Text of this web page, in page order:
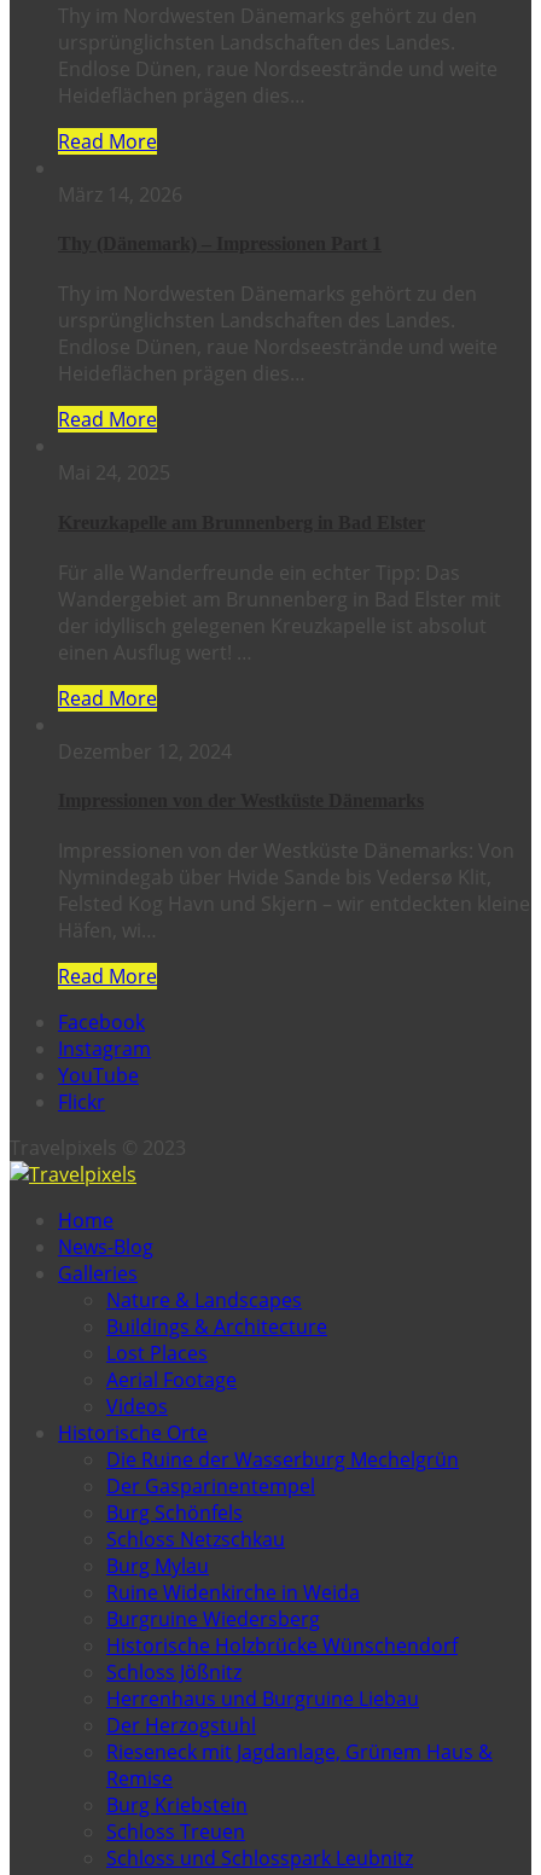
Thy im Nordwesten Dänemarks gehört zu den
ursprünglichsten Landschaften des Landes.
Endlose Dünen, raue Nordseestrände und weite
Heideflächen prägen dies…
Read More
März 14, 2026
Thy im Nordwesten Dänemarks gehört zu den
ursprünglichsten Landschaften des Landes.
Endlose Dünen, raue Nordseestrände und weite
Heideflächen prägen dies…
Read More
Mai 24, 2025
Für alle Wanderfreunde ein echter Tipp: Das
Wandergebiet am Brunnenberg in Bad Elster mit
der idyllisch gelegenen Kreuzkapelle ist absolut
einen Ausflug wert! …
Read More
Dezember 12, 2024
Impressionen von der Westküste Dänemarks: Von
Nymindegab über Hvide Sande bis Vedersø Klit,
Felsted Kog Havn und Skjern – wir entdeckten kleine
Häfen, wi…
Read More
Facebook
Instagram
YouTube
Flickr
Travelpixels © 2023
Home
News-Blog
Galleries
Nature & Landscapes
Buildings & Architecture
Lost Places
Aerial Footage
Videos
Historische Orte
Die Ruine der Wasserburg Mechelgrün
Der Gasparinentempel
Burg Schönfels
Schloss Netzschkau
Burg Mylau
Ruine Widenkirche in Weida
Burgruine Wiedersberg
Historische Holzbrücke Wünschendorf
Schloss Jößnitz
Herrenhaus und Burgruine Liebau
Der Herzogstuhl
Rieseneck mit Jagdanlage, Grünem Haus &
Remise
Burg Kriebstein
Schloss Treuen
Schloss und Schlosspark Leubnitz